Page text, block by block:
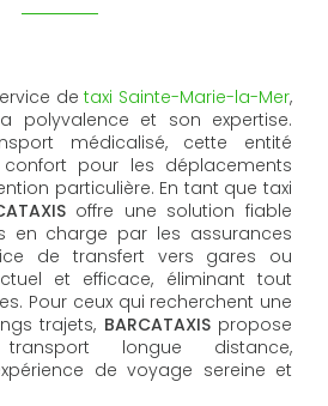
detaxi Sainte-Marie-la-Mer,
polyvalence et son expertise.
médicalisé, cette entité
pour les déplacements
particulière. En tant que taxi
offre une solution fiable
en charge par les assurances
de transfert vers gares ou
et efficace, éliminant tout
Pour ceux qui recherchent une
trajets, BARCATAXISpropose
longue distance,
de voyage sereine et